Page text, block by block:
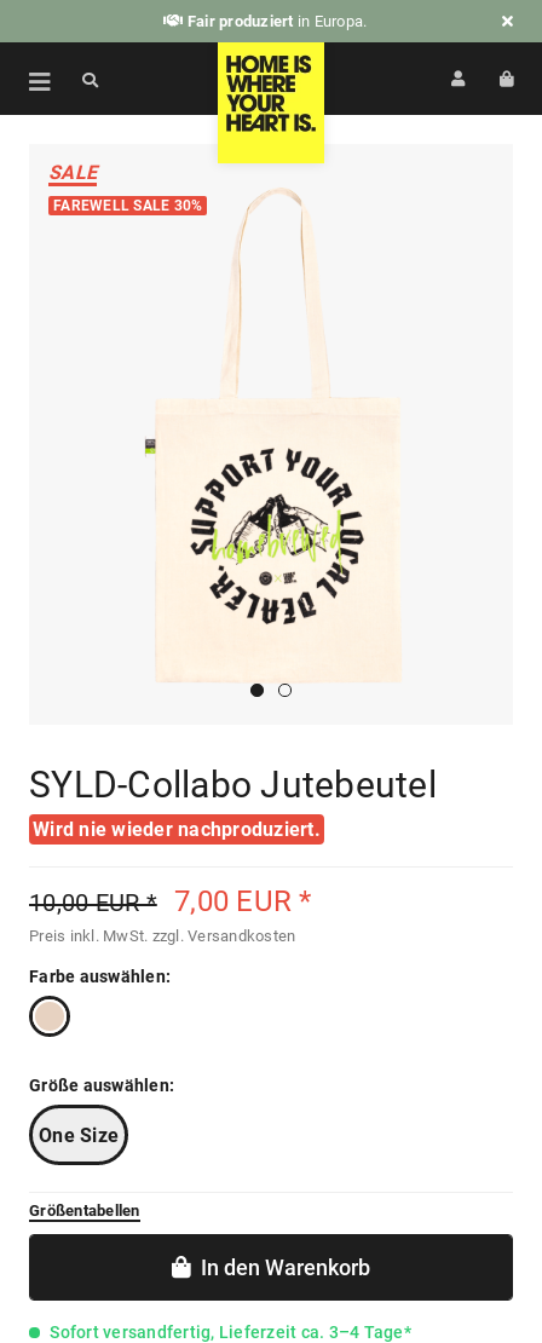
Fair produziert in Europa.
SALE
FAREWELL SALE 30%
SYLD-Collabo Jutebeutel
Wird nie wieder nachproduziert.
10,00 EUR * 7,00 EUR *
Preis inkl. MwSt. zzgl. Versandkosten
Farbe auswählen:
Größe auswählen:
One Size
Größentabellen
In den Warenkorb
Sofort versandfertig, Lieferzeit ca. 3–4 Tage*